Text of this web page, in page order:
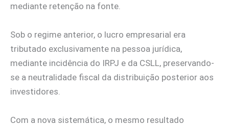
mediante retenção na fonte.
Sob o regime anterior, o lucro empresarial era
tributado exclusivamente na pessoa jurídica,
mediante incidência do IRPJ e da CSLL, preservando-
se a neutralidade fiscal da distribuição posterior aos
investidores.
Com a nova sistemática, o mesmo resultado